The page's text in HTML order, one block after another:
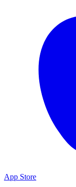
App Store